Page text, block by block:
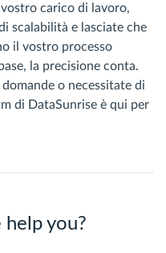
carico di lavoro,
scalabilità e lasciate che
il vostro processo
la precisione conta.
domande o necessitate di
di DataSunrise è qui per
help you?